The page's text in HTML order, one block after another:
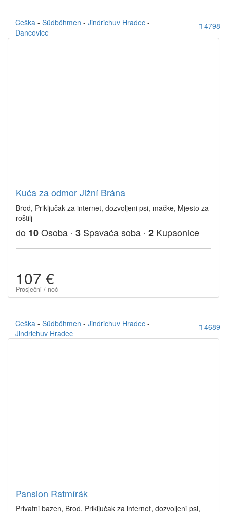
Ceška - Südböhmen - Jindrichuv Hradec -
Dancovice
4798
Kuća za odmor Jižní Brána
Brod, Priključak za internet, dozvoljeni psi, mačke, Mjesto za
roštilj
do 10Osoba · 3 Spavaća soba · 2 Kupaonice
107 €
Prosječni / noć
Ceška - Südböhmen - Jindrichuv Hradec -
Jindrichuv Hradec
4689
Pansion Ratmírák
Privatni bazen, Brod, Priključak za internet, dozvoljeni psi,